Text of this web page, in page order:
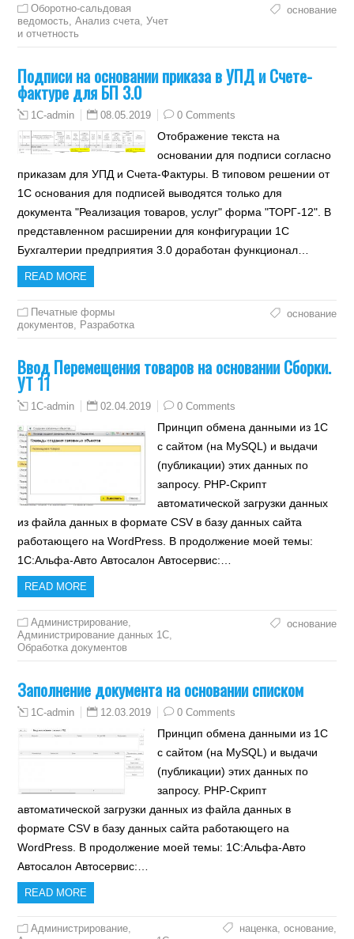
Оборотно-сальдовая
ведомость, Анализ счета,Учет
и отчетность
основание
Подписи на основании приказа в УПД и Счете-
фактуре для БП 3.0
1C-admin 08.05.2019 0 Comments
Отображение текста на
основании для подписи согласно
приказам для УПД и Счета-Фактуры. В типовом решении от
1С основания для подписей выводятся только для
документа "Реализация товаров, услуг" форма "ТОРГ-12". В
представленном расширении для конфигурации 1С
Бухгалтерии предприятия 3.0 доработан функционал…
READ MORE
Печатные формы
документов, Разработка
основание
Ввод Перемещения товаров на основании Сборки.
УТ 11
1C-admin 02.04.2019 0 Comments
Принцип обмена данными из 1С
с сайтом (на MySQL) и выдачи
(публикации) этих данных по
запросу. PHP-Скрипт
автоматической загрузки данных
из файла данных в формате CSV в базу данных сайта
работающего на WordPress. В продолжение моей темы:
1С:Альфа-Авто Автосалон Автосервис:…
READ MORE
Администрирование,
Администрирование данных 1С,
Обработка документов
основание
Заполнение документа на основании списком
1C-admin 12.03.2019 0 Comments
Принцип обмена данными из 1С
с сайтом (на MySQL) и выдачи
(публикации) этих данных по
запросу. PHP-Скрипт
автоматической загрузки данных из файла данных в
формате CSV в базу данных сайта работающего на
WordPress. В продолжение моей темы: 1С:Альфа-Авто
Автосалон Автосервис:…
READ MORE
Администрирование,
наценка, основание,